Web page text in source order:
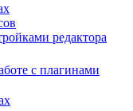
редактора
с плагинами